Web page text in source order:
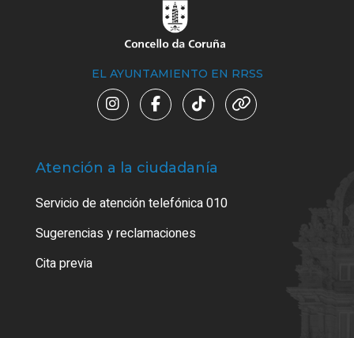
EL AYUNTAMIENTO EN RRSS
Atención a la ciudadanía
Servicio de atención telefónica 010
Sugerencias y reclamaciones
Cita previa